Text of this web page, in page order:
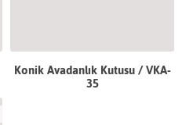
Konik Avadanlık Kutusu / VKA-
35